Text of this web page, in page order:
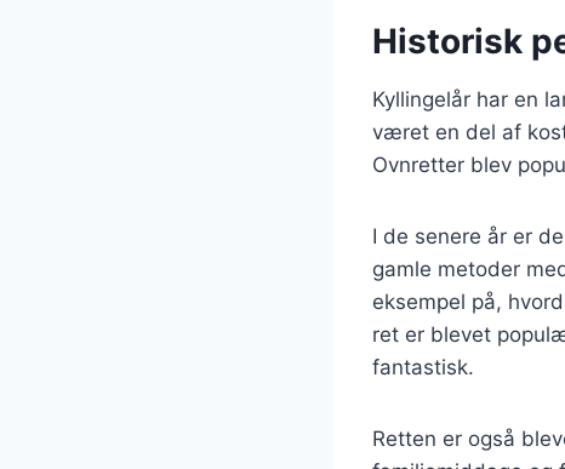
Historisk
Kyllingelår har en
været en del af
Ovnretter blev
I de senere år er
gamle metoder
eksempel på,
ret er blevet
fantastisk.
Retten er også